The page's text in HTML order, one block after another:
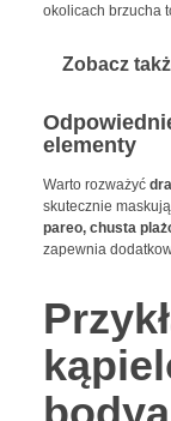
okolicach brzucha
Zobacz
elementy
Warto rozważyć
skutecznie
pareo, chusta
zapewnia